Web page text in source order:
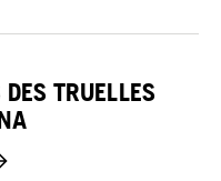
TRUELLES